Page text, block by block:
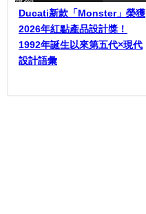
Ducati新款「Monster」榮獲
2026年紅點產品設計獎！
1992年誕生以來第五代×現代
設計語彙